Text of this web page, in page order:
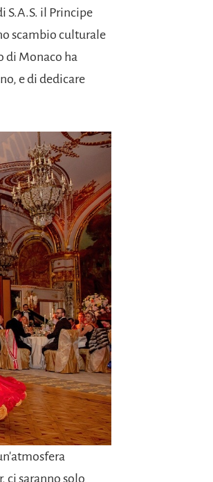
S.A.S. il Principe
scambio culturale
di Monaco ha
e di dedicare
ci saranno solo